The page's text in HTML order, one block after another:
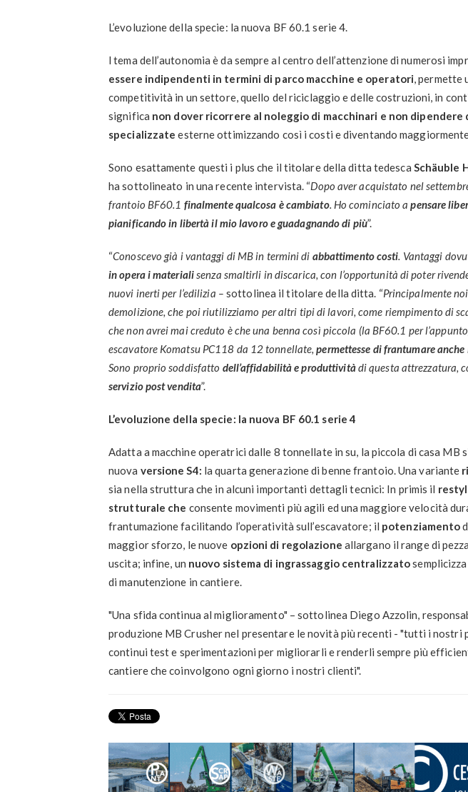
L’evoluzione della specie: la nuova BF 60.1 serie 4.
l tema dell’autonomia è da sempre al centro dell’attenzione di numerosi
essere indipendenti in termini di parco macchine e operatori, permette
competitività in un settore, quello del riciclaggio e delle costruzioni, in
significa non dover ricorrere al noleggio di macchinari e non dipendere
specializzate esterne ottimizzando così i costi e diventando
Sono esattamente questi i plus che il titolare della ditta tedesca Schäuble
ha sottolineato in una recente intervista. “Dopo aver acquistato nel
frantoio BF60.1 finalmente qualcosa è cambiato. Ho cominciato apensare
pianificando in libertà il mio lavoro e guadagnando di più”.
“Conoscevo già i vantaggi di MB in termini di abbattimento costi. Vantaggi
in opera i materialisenza smaltirli in discarica, con l’opportunità di poter
nuovi inerti per l’edilizia –sottolinea il titolare della ditta. “Principalmente
demolizione, che poi riutilizziamo per altri tipi di lavori, come riempimento di
che non avrei mai creduto è che una benna così piccola (la BF60.1 per
escavatore Komatsu PC118 da 12 tonnellate,permettesse di frantumare
Sono proprio soddisfatto dell’affidabilità e produttivitàdi questa attrezzatura,
servizio post vendita”.
L’evoluzione della specie: la nuova BF 60.1 serie 4
Adatta a macchine operatrici dalle 8 tonnellate in su, la piccola di casa MB
nuova versione S4: la quarta generazione di benne frantoio. Una variante
sia nella struttura che in alcuni importanti dettagli tecnici: In primis il
strutturale che consente movimenti più agili ed una maggiore velocità
frantumazione facilitando l’operatività sull’escavatore; il potenziamento
maggior sforzo, le nuove opzioni di regolazione allargano il range di
uscita; infine, un nuovo sistema di ingrassaggio centralizzato
di manutenzione in cantiere.
"Una sfida continua al miglioramento" – sottolinea Diego Azzolin,
produzione MB Crusher nel presentare le novità più recenti - "tutti i
continui test e sperimentazioni per migliorarli e renderli sempre più
cantiere che coinvolgono ogni giorno i nostri clienti".